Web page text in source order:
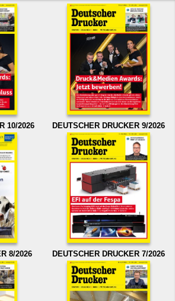
10/2026 DEUTSCHER DRUCKER 9/2026
8/2026 DEUTSCHER DRUCKER 7/2026